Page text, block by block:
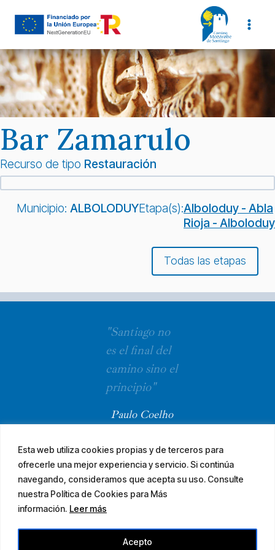
Esta web utiliza cookies propias y de terceros para
ofrecerle una mejor experiencia y servicio. Si continúa
navegando, consideramos que acepta su uso. Consulte
nuestra Política de Cookies para Más
información. Leer más
Acepto
Bar Zamarulo
Recurso de tipo Restauración
Municipio: ALBOLODUYEtapa(s):Alboloduy - Abla
Rioja - Alboloduy
Todas las etapas
"Santiago no
es el final del
camino sino el
principio"
Paulo Coelho
© 2026 El Camino Mozárabe de Santiago · diseña